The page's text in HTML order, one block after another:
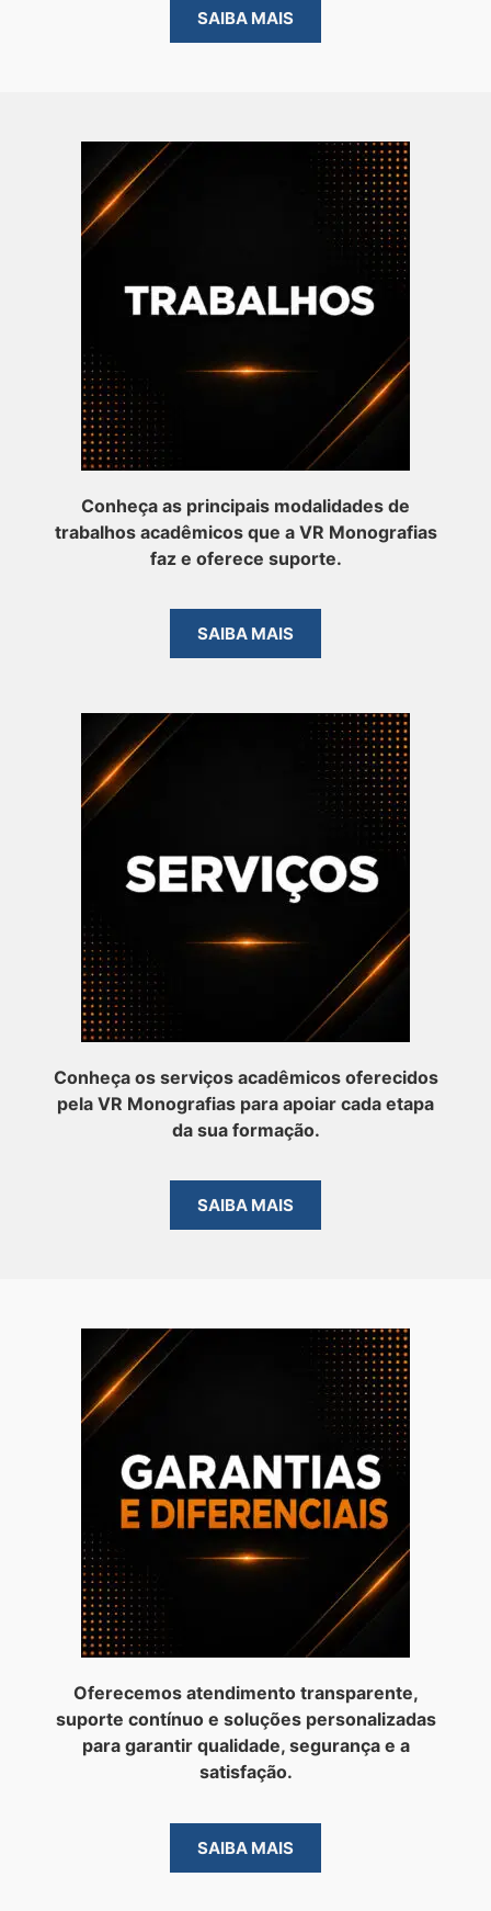
SAIBA MAIS
Conheça as principais modalidades de
trabalhos acadêmicos que a VR Monografias
faz e oferece suporte.
SAIBA MAIS
Conheça os serviços acadêmicos oferecidos
pela VR Monografias para apoiar cada etapa
da sua formação.
SAIBA MAIS
Oferecemos atendimento transparente,
suporte contínuo e soluções personalizadas
para garantir qualidade, segurança e a
satisfação.
SAIBA MAIS